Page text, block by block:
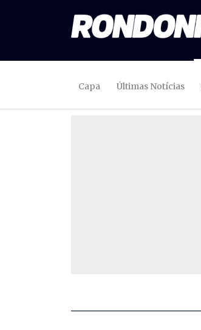
Capa Últimas Notícias